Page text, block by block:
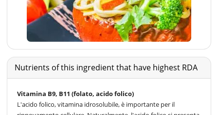
Nutrients of this ingredient that have highest RDA
Vitamina B9, B11 (folato, acido folico)
L'acido folico, vitamina idrosolubile, è importante per il